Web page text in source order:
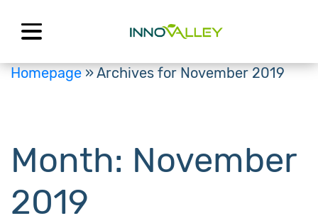
Homepage»Archives for November 2019
Month: November
2019